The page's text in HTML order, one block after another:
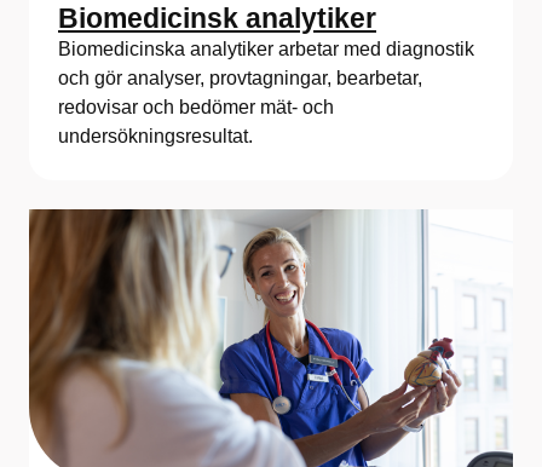
Biomedicinsk analytiker
Biomedicinska analytiker arbetar med diagnostik
och gör analyser, provtagningar, bearbetar,
redovisar och bedömer mät- och
undersökningsresultat.